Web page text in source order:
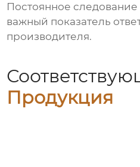
Постоянное следование
важный показатель
производителя.
Продукция